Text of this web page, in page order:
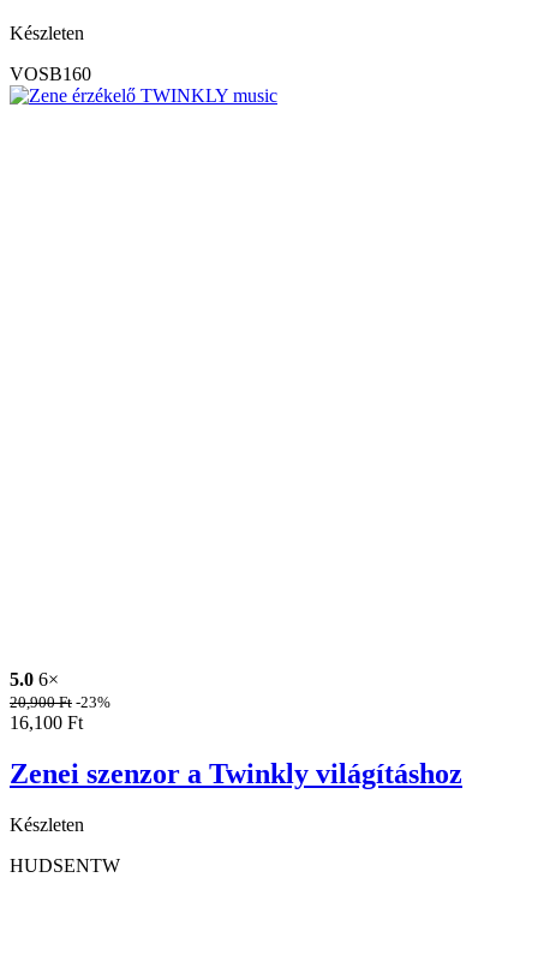
Készleten
VOSB160
5.0 6×
20,900Ft -23%
16,100 Ft
Zenei szenzor a Twinkly világításhoz
Készleten
HUDSENTW